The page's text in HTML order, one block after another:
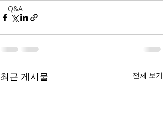
Q&A
최근 게시물 전체 보기